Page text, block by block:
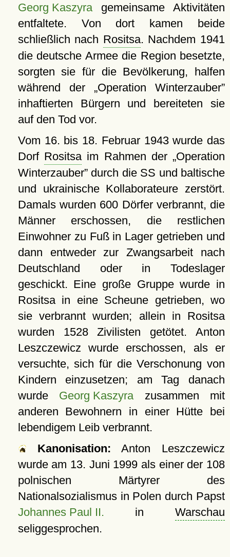
Georg Kaszyragemeinsame Aktivitäten
entfaltete. Von dort kamen beide
schließlich nach Rositsa. Nachdem 1941
die deutsche Armee die Region besetzte,
sorgten sie für die Bevölkerung, halfen
während der
Operation Winterzauber
inhaftierten Bürgern und bereiteten sie
auf den Tod vor.
Vom 16. bis 18. Februar 1943 wurde das
Dorf Rositsa im Rahmen der Operation
Winterzauber durch die SS und baltische
und ukrainische Kollaborateure zerstört.
Damals wurden 600 Dörfer verbrannt, die
Männer erschossen, die restlichen
Einwohner zu Fuß in Lager getrieben und
dann entweder zur Zwangsarbeit nach
Deutschland oder in Todeslager
geschickt. Eine große Gruppe wurde in
Rositsa in eine Scheune getrieben, wo
sie verbrannt wurden; allein in Rositsa
wurden 1528 Zivilisten getötet. Anton
Leszczewicz wurde erschossen, als er
versuchte, sich für die Verschonung von
Kindern einzusetzen; am Tag danach
wurde Georg Kaszyra zusammen mit
anderen Bewohnern in einer Hütte bei
lebendigem Leib verbrannt.
Kanonisation: Anton Leszczewicz
wurde am 13. Juni 1999 als einer der 108
polnischen Märtyrer des
Nationalsozialismus in Polen durch Papst
Johannes Paul II. in Warschau
seliggesprochen.